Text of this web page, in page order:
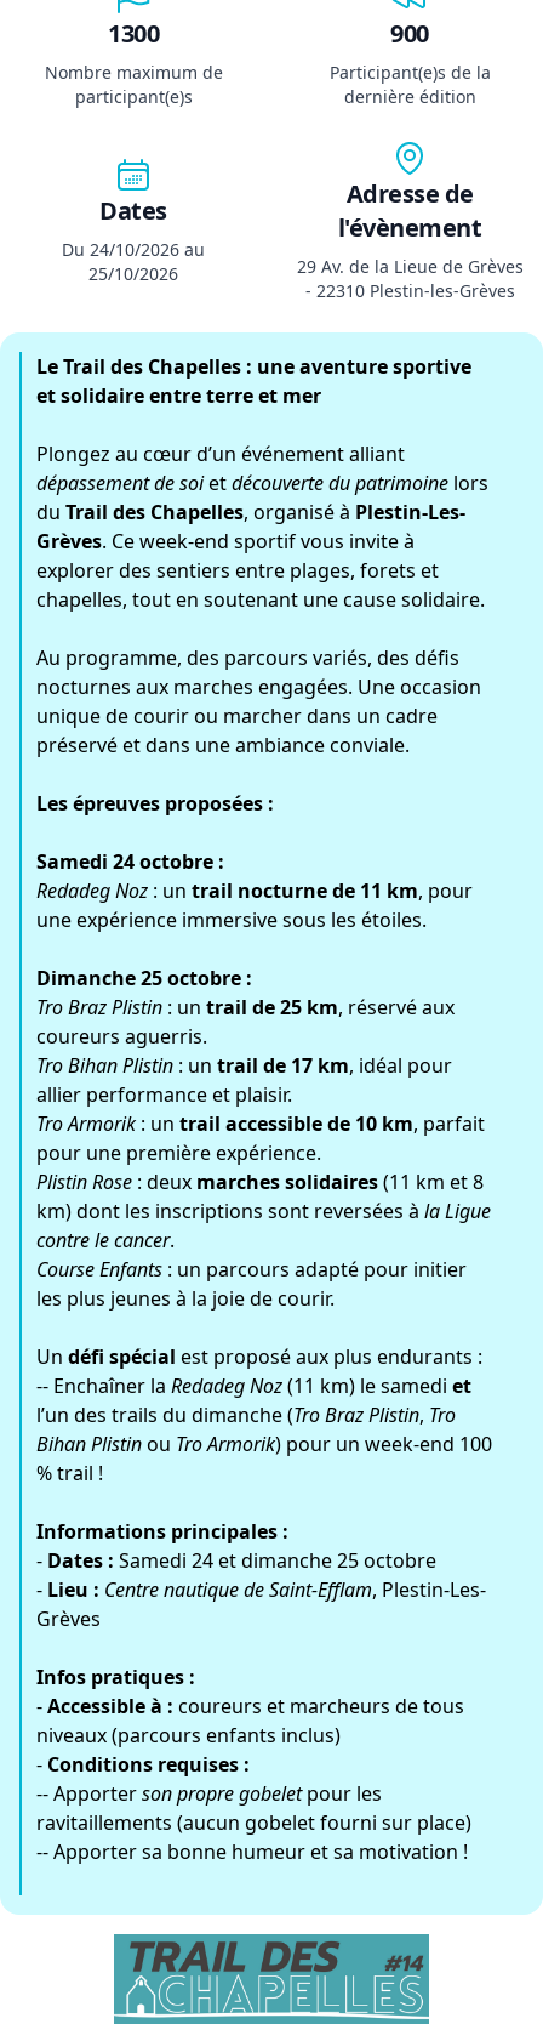
1300
Nombre maximum de
participant(e)s
900
Participant(e)s de la
dernière édition
Dates
Du 24/10/2026 au
25/10/2026
Adresse de
l'évènement
29 Av. de la Lieue de Grèves
- 22310 Plestin-les-Grèves
Le Trail des Chapelles : une aventure sportive
et solidaire entre terre et mer
Plongez au cœur d’un événement alliant
dépassement de soietdécouverte du patrimoine lors
du Trail des Chapelles, organisé à Plestin-Les-
Grèves. Ce week-end sportif vous invite à
explorer des sentiers entre plages, forets et
chapelles, tout en soutenant une cause solidaire.
Au programme, des parcours variés, des défis
nocturnes aux marches engagées. Une occasion
unique de courir ou marcher dans un cadre
préservé et dans une ambiance conviale.
Les épreuves proposées :
Samedi 24 octobre :
Redadeg Noz : un trail nocturne de 11 km, pour
une expérience immersive sous les étoiles.
Dimanche 25 octobre :
Tro Braz Plistin : un trail de 25 km, réservé aux
coureurs aguerris.
Tro Bihan Plistin : un trail de 17 km, idéal pour
allier performance et plaisir.
Tro Armorik : un trail accessible de 10 km, parfait
pour une première expérience.
Plistin Rose : deux marches solidaires(11 km et 8
km) dont les inscriptions sont reversées à la Ligue
contre le cancer.
Course Enfants : un parcours adapté pour initier
les plus jeunes à la joie de courir.
Un défi spécial est proposé aux plus endurants :
-- Enchaîner la Redadeg Noz(11 km) le samedi et
l’un des trails du dimanche (Tro Braz Plistin, Tro
Bihan Plistinou Tro Armorik) pour un week-end 100
% trail !
Informations principales :
- Dates : Samedi 24 et dimanche 25 octobre
- Lieu : Centre nautique de Saint-Efflam, Plestin-Les-
Grèves
Infos pratiques :
-Accessible à : coureurs et marcheurs de tous
niveaux (parcours enfants inclus)
- Conditions requises :
-- Apporterson propre gobeletpour les
ravitaillements (aucun gobelet fourni sur place)
-- Apporter sa bonne humeur et sa motivation !